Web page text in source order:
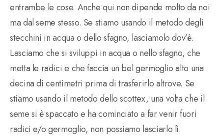
entrambe le cose. Anche qui non dipende molto da noi
ma dal seme stesso. Se stiamo usando il metodo degli
stecchini in acqua o dello sfagno, lasciamolo dov’è.
Lasciamo che si sviluppi in acqua o nello sfagno, che
metta le radici e che faccia un bel germoglio alto una
decina di centimetri prima di trasferirlo altrove. Se
stiamo usando il metodo dello scottex, una volta che il
seme si è spaccato e ha cominciato a far venir fuori
radici e/o germoglio, non possiamo lasciarlo lì.